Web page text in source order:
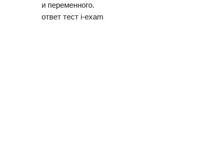
и переменного.
ответ тест i-exam